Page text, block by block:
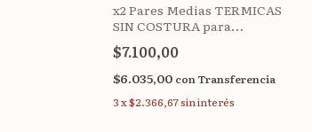
x2 Pares Medias TERMICAS
SIN COSTURA para
DIABÉTICOS Amanecer (36-
40)
$7.100,00
$6.035,00 conTransferencia
3x$2.366,67sin interés